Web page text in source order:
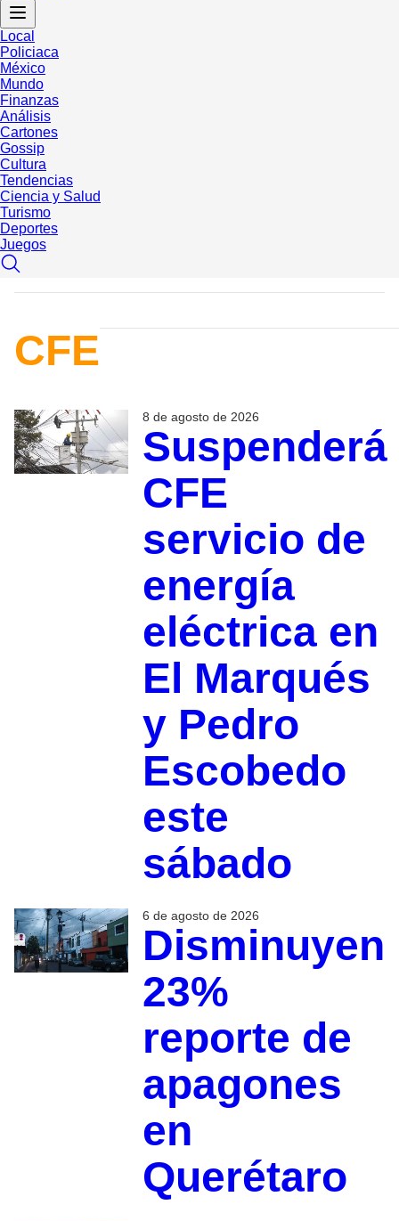
Local
Policiaca
México
Mundo
Finanzas
Análisis
Cartones
Gossip
Cultura
Tendencias
Ciencia y Salud
Turismo
Deportes
Juegos
CFE
8 de agosto de 2026
Suspenderá
CFE
servicio de
energía
eléctrica en
El Marqués
y Pedro
Escobedo
este
sábado
6 de agosto de 2026
Disminuyen
23%
reporte de
apagones
en
Querétaro